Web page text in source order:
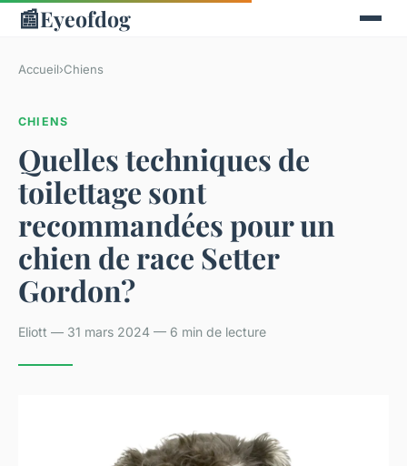
📰Eyeofdog
Accueil›Chiens
CHIENS
Quelles techniques de
toilettage sont
recommandées pour un
chien de race Setter
Gordon?
Eliott — 31 mars 2024 — 6 min de lecture